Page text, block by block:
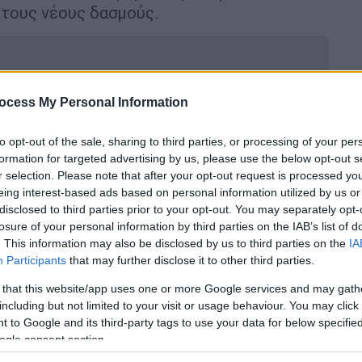
My Personal Information
opt-out of the sale, sharing to third parties, or processing of your
for targeted advertising by us, please use the below opt-out
selection. Please note that after your opt-out request is processed
interest-based ads based on personal information utilized by us
to third parties prior to your opt-out. You may separately
of your personal information by third parties on the IAB’s list of
This information may also be disclosed by us to third parties on the
Participants that may further disclose it to other third parties.
that this website/app uses one or more Google services and may
but not limited to your visit or usage behaviour. You may
to Google and its third-party tags to use your data for below
consent section.
νέους δασμούς.
Δεν είχες ψωμί; Ας
κρίση στη Γάζα και το
«Και το άλλο που λέω στην
ανεμόμυλο να στηθεί στις Ηνωμένες
την ομορφιά του τοπίου, των κοιλάδων